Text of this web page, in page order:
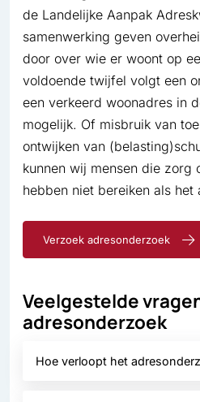
de Landelijke Aanpak
samenwerking geven
door over wie er woont op
voldoende twijfel volgt een
een verkeerd woonadres in
mogelijk. Of misbruik van
ontwijken van
kunnen wij mensen die zorg
hebben niet bereiken als het
Verzoek adresonderzoek
Veelgestelde
adresonderzoek
Hoe verloopt het